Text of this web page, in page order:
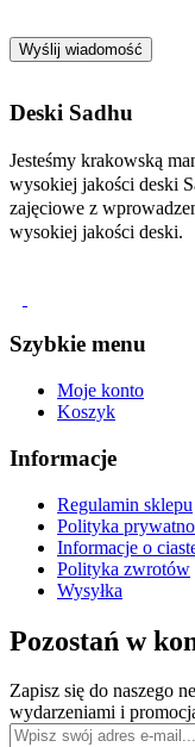
Deski Sadhu
Jesteśmy krakowską
wysokiej jakości deski
zajęciowe z
wysokiej jakości deski.
Szybkie menu
Moje konto
Koszyk
Informacje
Regulamin sklepu
Polityka
Informacje o
Polityka zwrotów
Wysyłka
Pozostań w
Zapisz się do naszego
wydarzeniami i